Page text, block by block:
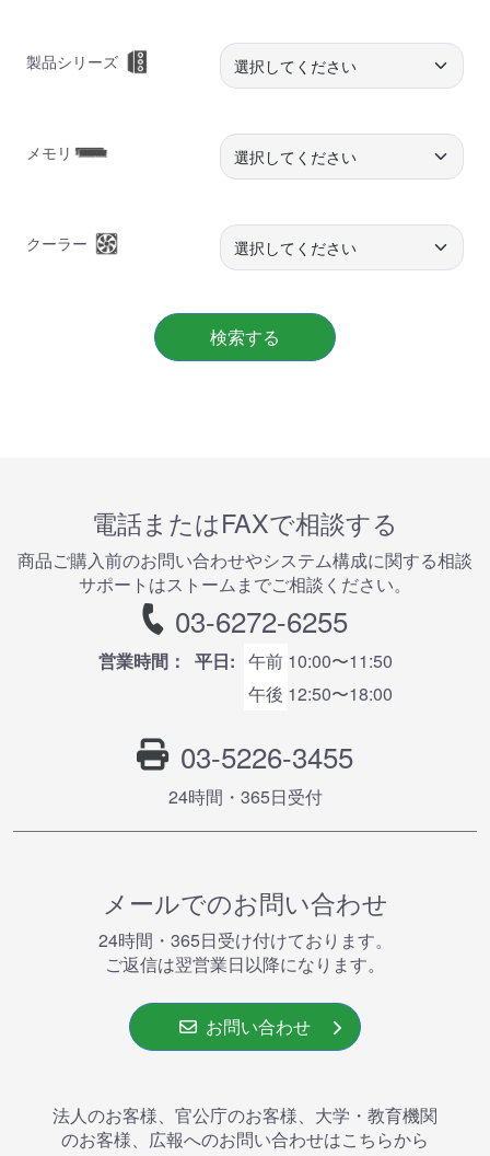
製品シリーズ
メモリ
クーラー
検索する
電話またはFAXで相談する
商品ご購⼊前のお問い合わせやシステム構成に関する相談
サポートはストームまでご相談ください。
03-6272-6255
営業時間： 平日: 午前 10:00〜11:50
午後 12:50〜18:00
03-5226-3455
24時間・365⽇受付
メールでのお問い合わせ
24時間・365⽇受け付けております。
ご返信は翌営業⽇以降になります。
お問い合わせ
法人のお客様、官公庁のお客様、大学・教育機関
のお客様、広報へのお問い合わせはこちらから